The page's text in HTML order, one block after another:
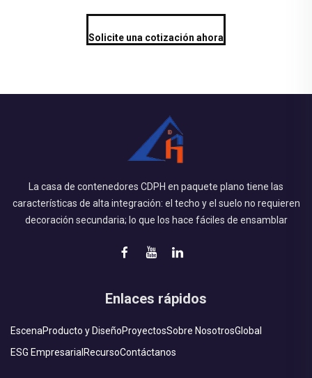
Solicite una cotización ahora
La casa de contenedores CDPH en paquete plano tiene las
características de alta integración: el techo y el suelo no requieren
decoración secundaria; lo que los hace fáciles de ensamblar
Enlaces rápidos
EscenaProducto y DiseñoProyectosSobre NosotrosGlobal
ESG Empresarial RecursoContáctanos